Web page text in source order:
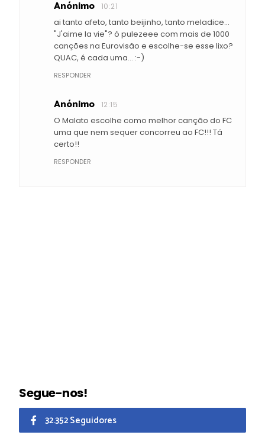
Anónimo 10:21
ai tanto afeto, tanto beijinho, tanto meladice...
"J'aime la vie"? ó pulezeee com mais de 1000
canções na Eurovisão e escolhe-se esse lixo?
QUAC, é cada uma... :-)
RESPONDER
Anónimo 12:15
O Malato escolhe como melhor canção do FC
uma que nem sequer concorreu ao FC!!! Tá
certo!!
RESPONDER
Segue-nos!
32.352 Seguidores